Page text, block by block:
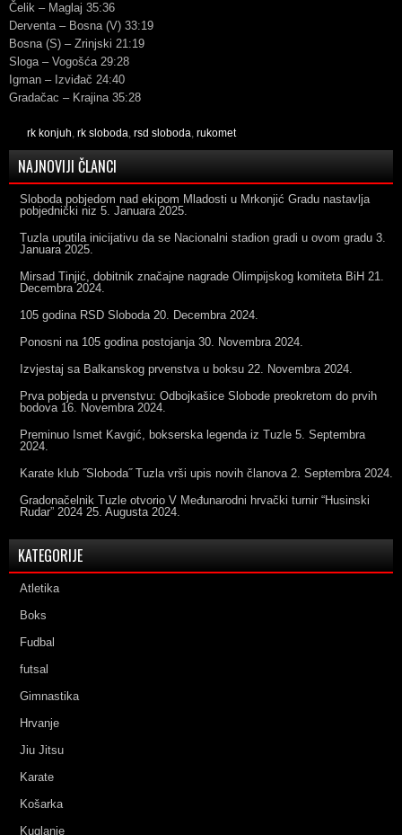
Čelik – Maglaj 35:36
Derventa – Bosna (V) 33:19
Bosna (S) – Zrinjski 21:19
Sloga – Vogošća 29:28
Igman – Izviđač 24:40
Gradačac – Krajina 35:28
rk konjuh, rk sloboda, rsd sloboda, rukomet
NAJNOVIJI ČLANCI
Sloboda pobjedom nad ekipom Mladosti u Mrkonjić Gradu nastavlja
pobjednički niz 5. Januara 2025.
Tuzla uputila inicijativu da se Nacionalni stadion gradi u ovom gradu 3.
Januara 2025.
Mirsad Tinjić, dobitnik značajne nagrade Olimpijskog komiteta BiH 21.
Decembra 2024.
105 godina RSD Sloboda 20. Decembra 2024.
Ponosni na 105 godina postojanja 30. Novembra 2024.
Izvjestaj sa Balkanskog prvenstva u boksu 22. Novembra 2024.
Prva pobjeda u prvenstvu: Odbojkašice Slobode preokretom do prvih
bodova 16. Novembra 2024.
Preminuo Ismet Kavgić, bokserska legenda iz Tuzle 5. Septembra
2024.
Karate klub ˝Sloboda˝ Tuzla vrši upis novih članova 2. Septembra 2024.
Gradonačelnik Tuzle otvorio V Međunarodni hrvački turnir “Husinski
Rudar” 2024 25. Augusta 2024.
KATEGORIJE
Atletika
Boks
Fudbal
futsal
Gimnastika
Hrvanje
Jiu Jitsu
Karate
Košarka
Kuglanje